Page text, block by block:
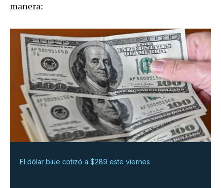
manera:
El dólar blue cotizó a $289 este viernes